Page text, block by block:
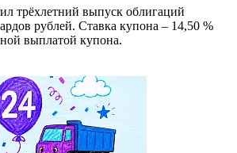
трёхлетний выпуск облигаций
рублей. Ставка купона – 14,50 %
выплатой купона.